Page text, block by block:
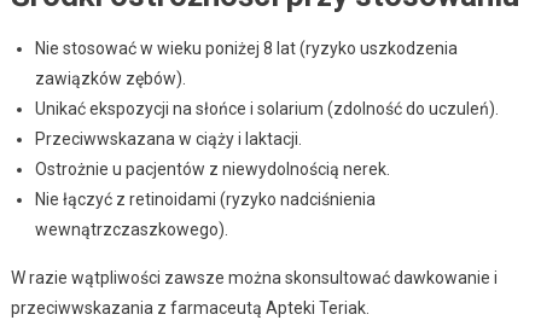
Nie stosować w wieku poniżej 8 lat (ryzyko uszkodzenia
zawiązków zębów).
Unikać ekspozycji na słońce i solarium (zdolność do uczuleń).
Przeciwwskazana w ciąży i laktacji.
Ostrożnie u pacjentów z niewydolnością nerek.
Nie łączyć z retinoidami (ryzyko nadciśnienia
wewnątrzczaszkowego).
W razie wątpliwości zawsze można skonsultować dawkowanie i
przeciwwskazania z farmaceutą Apteki Teriak.